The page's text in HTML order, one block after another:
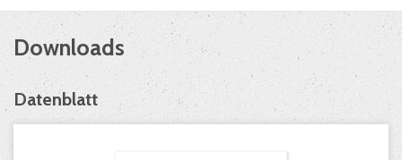
Downloads
Datenblatt